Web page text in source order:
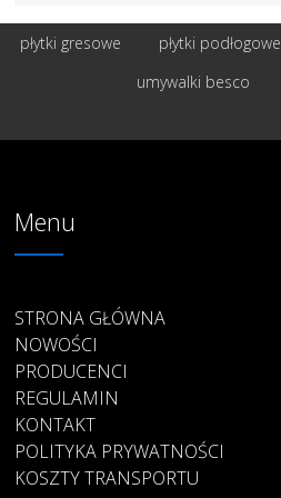
płytki gresowe płytki podłogowe
umywalki besco
Menu
STRONA GŁÓWNA
NOWOŚCI
PRODUCENCI
REGULAMIN
KONTAKT
POLITYKA PRYWATNOŚCI
KOSZTY TRANSPORTU